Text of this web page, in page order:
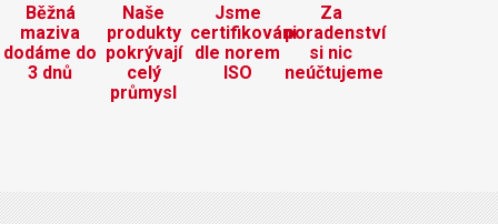
Běžná
maziva
dodáme do
3 dnů
Naše
produkty
pokrývají
celý
průmysl
Jsme
certifikováni
dle norem
ISO
Za
poradenství
si nic
neúčtujeme